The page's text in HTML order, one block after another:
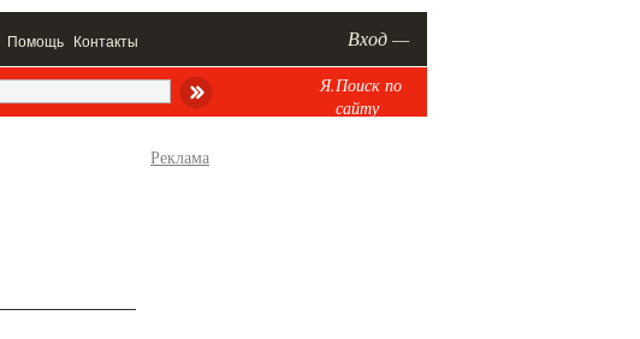
Помощь Контакты Вход —
Я.Поиск по
сайту
Реклама